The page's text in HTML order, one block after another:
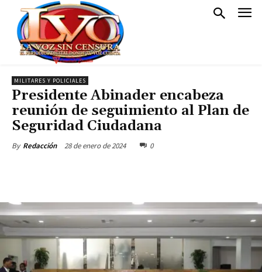
MILITARES Y POLICIALES
Presidente Abinader encabeza
reunión de seguimiento al Plan de
Seguridad Ciudadana
By Redacción 28 de enero de 2024 0